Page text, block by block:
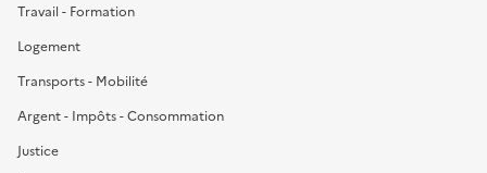
Travail - Formation
Logement
Transports - Mobilité
Argent - Impôts - Consommation
Justice